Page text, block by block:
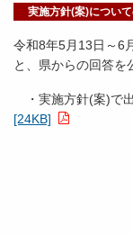
実施方針(案)について
令和8年5月13日～6
と、県からの回答を
・実施方針(案)で
[24KB]